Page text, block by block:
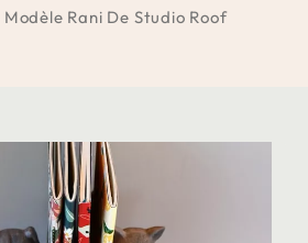
Rani De Studio Roof